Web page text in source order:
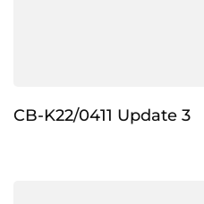
CB-K22/0411 Update 3